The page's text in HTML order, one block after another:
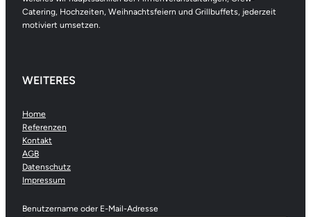
Catering, Hochzeiten, Weihnachtsfeiern und Grillbuffets, jederzeit
motiviert umsetzen.
WEITERES
Home
Referenzen
Kontakt
AGB
Datenschutz
Impressum
Benutzername oder E-Mail-Adresse